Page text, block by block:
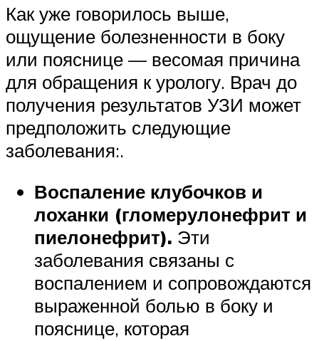
Как уже говорилось выше,
ощущение болезненности в боку
или пояснице — весомая причина
для обращения к урологу. Врач до
получения результатов УЗИ может
предположить следующие
заболевания:.
Воспаление клубочков и
лоханки (гломерулонефрит и
пиелонефрит). Эти
заболевания связаны с
воспалением и сопровождаются
выраженной болью в боку и
пояснице, которая